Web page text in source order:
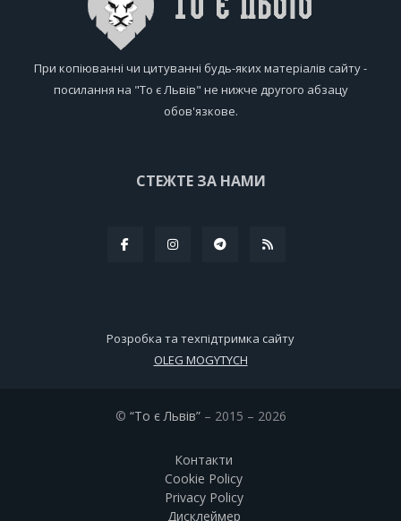
При копіюванні чи цитуванні будь-яких матеріалів сайту -
посилання на "То є Львів" не нижче другого абзацу
обов'язкове.
СТЕЖТЕ ЗА НАМИ
Розробка та техпідтримка сайту
OLEG MOGYTYCH
© “То є Львів”– 2015 – 2026
Контакти
Cookie Policy
Privacy Policy
Дисклеймер